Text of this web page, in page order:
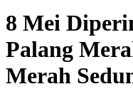
8 Mei
Palang
Merah